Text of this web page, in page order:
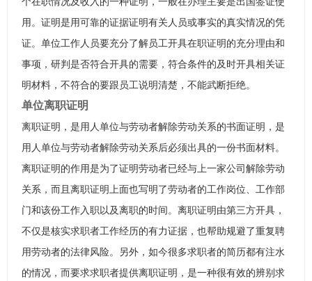
用。证明是用可靠的证据证明有关人员或事实的真实情况的凭
证。单位工作人员要充分了解员工开具在职证明的充分理由和
事项，研判是否符合开具的需要，符合条件的及时开具相关证
明材料，不符合的要跟员工说明清楚，不能武断拒绝。
单位离职证明
离职证明，是用人单位与劳动者解除劳动关系的书面证明，是
用人单位与劳动者解除劳动关系后必须出具的一份书面材料。
离职证明的作用是为了证明劳动者已经与上一家公司解除劳动
关系，而且离职证明上面也写明了劳动者的工作岗位、工作部
门和该份工作入职以及离职的时间。离职证明由第三方开具，
不仅是核实求职者工作经历的有力证据，也帮助规避了重复聘
用劳动者的法律风险。另外，如今很多求职者的简历都有注水
的情况，而要求求职者提供离职证明，是一种很有效的辨别求